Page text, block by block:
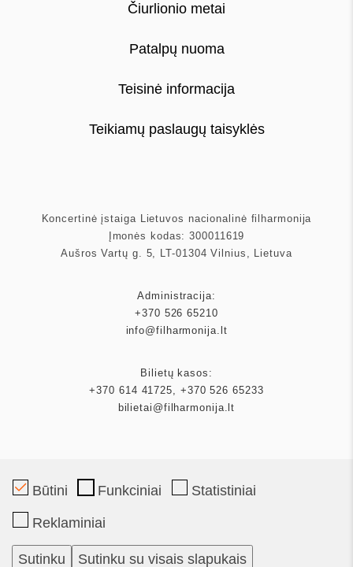
Čiurlionio metai
Patalpų nuoma
Teisinė informacija
Teikiamų paslaugų taisyklės
Koncertinė įstaiga Lietuvos nacionalinė filharmonija
Įmonės kodas: 300011619
Aušros Vartų g. 5, LT-01304 Vilnius, Lietuva
Administracija:
+370 526 65210
info@filharmonija.lt
Bilietų kasos:
+370 614 41725, +370 526 65233
bilietai@filharmonija.lt
Mecenatas
Partneriai
Būtini Funkciniai Statistiniai
Reklaminiai
Sutinku Sutinku su visais slapukais